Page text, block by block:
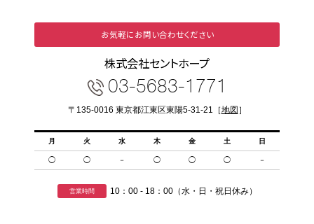
お気軽にお問い合わせください
株式会社セントホープ
03-5683-1771
〒135-0016 東京都江東区東陽5-31-21［地図 ］
月 火 水 木 金 土 日
◯ ◯ － ◯ ◯ ◯ －
営業時間 10：00 - 18：00（水・日・祝日休み）